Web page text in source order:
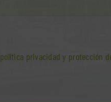
política privacidad y protección